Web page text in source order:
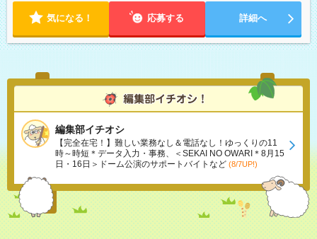
気になる！ 応募する 詳細へ
編集部イチオシ
【完全在宅！】難しい業務なし＆電話なし！ゆっくりの11
時～時短＊データ入力・事務、＜SEKAI NO OWARI＊8月15
日・16日＞ドーム公演のサポートバイトなど (8/7UP!)